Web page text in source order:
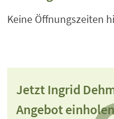
Keine Öffnungszeiten
Jetzt Ingrid
Angebot einholen